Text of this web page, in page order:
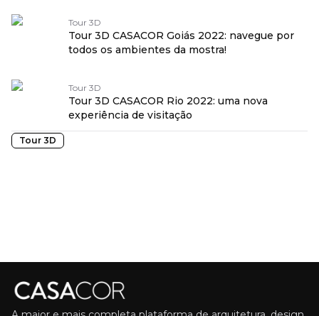
Tour 3D
Tour 3D CASACOR Goiás 2022: navegue por
todos os ambientes da mostra!
Tour 3D
Tour 3D CASACOR Rio 2022: uma nova
experiência de visitação
Tour 3D